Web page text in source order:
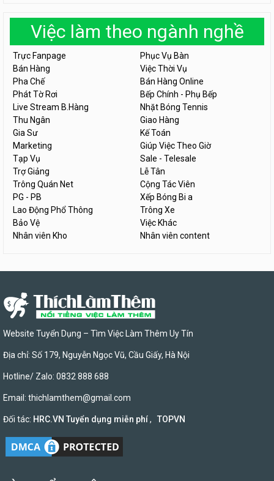
Việc làm theo ngành nghề
Trực Fanpage
Phục Vụ Bàn
Bán Hàng
Việc Thời Vụ
Pha Chế
Bán Hàng Online
Phát Tờ Rơi
Bếp Chính - Phụ Bếp
Live Stream B.Hàng
Nhặt Bóng Tennis
Thu Ngân
Giao Hàng
Gia Sư
Kế Toán
Marketing
Giúp Việc Theo Giờ
Tạp Vụ
Sale - Telesale
Trợ Giảng
Lễ Tân
Trông Quán Net
Cộng Tác Viên
PG - PB
Xếp Bóng Bi a
Lao Động Phổ Thông
Trông Xe
Bảo Vệ
Việc Khác
Nhân viên Kho
Nhân viên content
Website Tuyển Dụng – Tìm Việc Làm Thêm Uy Tín
Địa chỉ: Số 179, Nguyễn Ngọc Vũ, Cầu Giấy, Hà Nội
Hotline/ Zalo: 0832 888 688
Email: thichlamthem@gmail.com
Đối tác: HRC.VN Tuyển dụng miễn phí, TOPVN